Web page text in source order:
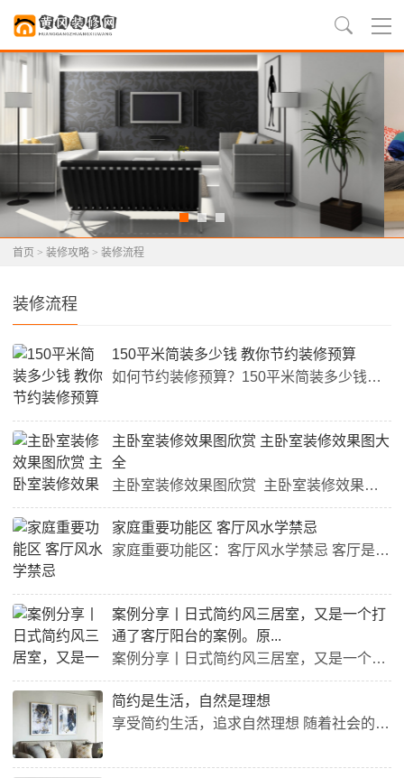
首页 > 装修攻略 > 装修流程
装修流程
150平米简装多少钱 教你节约装修预算
如何节约装修预算？150平米简装多少钱？ 许多人在装修之前都会担心预算的问题，尤其是在当今经济环境下。这篇文章将介绍如何节约装修预算，以及150平米简装装修需要多少钱。 节约装修预算的方法 制定一个详细的预算。在开始装修之前，您应该制定一个详细的预算，包括每个项目的费用、材料和工人的费用等。这样可以避免不必要的支出。 寻找优惠和促销。在购买材料和家具时，可以寻找优惠和促销。这样可以节省一些费用。 自己完成一些工作。在装修过程中，您可以自己完成一些简单的工...
主卧室装修效果图欣赏 主卧室装修效果图大
全
主卧室装修效果图欣赏 主卧室装修效果图大全 主卧室是家里最私密的空间，也是家人休息的主要场所，所以装修起来格外重要。以下是一些主卧室装修效果图，希望能给你一些灵感。 1. 简约现代风格 这种风格以简洁、干净、通透为主，以白色和灰色为主色调，简单的线条和家具都彰显着现代感。可以搭配一些绿色植物和简单的装饰品来增添生气和气息。 2. 深色调温馨风格 如果你喜欢深色调的装修风格，这种温馨风格可能会让你心动。深色调的墙面和地板，靠枕和窗帘搭配...
家庭重要功能区 客厅风水学禁忌
家庭重要功能区：客厅风水学禁忌 客厅是家庭中非常重要的功能区域，它不仅是家庭互动交流的场所，更是家庭气场的重要指标。在客厅风水学中，有一些禁忌需要注意： 不要有过多电器：电器过多会影响客厅的气场，让人感到不安。 不要有尖锐物品：如锐角桌椅、尖角装饰品等，有刺激性的物品会影响气场平衡。 不要有镜子对门：镜子对门容易形成煞气，影响家庭和谐。 不要有暗箭伤人之物：如刀剑、箭矢等物品，容易造成气场不稳定。 不要有过多红色饰品：红色过多容易让人感到不安，影响气场平...
案例分享丨日式简约风三居室，又是一个打
通了客厅阳台的案例。原...
案例分享丨日式简约风三居室，又是一个打通了客厅阳台的案例。原... 近期，一位业主找到了我们，希望能将三居室改造成日式简约风格。我们考虑到业主的需求，综合考虑了空间布局与材质选择，最终呈现出了一个简约又温馨的家。 改造的关键在于打通了客厅阳台，使得阳台成为了客厅的一部分。原来的阳台是一个单独的小空间，而现在则成为了客厅的一部分，不仅增加了空间的流通性，还让客厅更加明亮舒适。 在材料的选择上，我们采用了木纹地板、木色家具、清水混凝土墙面等符合日式风格的元素。...
简约是生活，自然是理想
享受简约生活，追求自然理想 随着社会的发展，人们越来越注重生活的品质和方式。在这个时代，简约是一种热门的生活方式，它强调的是摆脱繁琐和浮华，回归生活的本质和简单。人们通过简约生活来实现身心的平衡和健康的生活节奏。 而自然则是我们所有人理想的状态，自然的美丽和纯净无暇让我们想要逃离喧嚣的城市，回到大自然的怀抱。在大自然中，我们可以享受清新的空气、青山绿水、美丽的花草树木，这些都是城市里无法体验到的。 在追求简约和自然的理念下，我们可以通过生活中的点滴细节来实...